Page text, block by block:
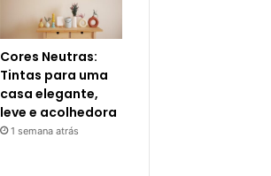
Cores Neutras:
Tintas para uma
casa elegante,
leve e acolhedora
1 semana atrás